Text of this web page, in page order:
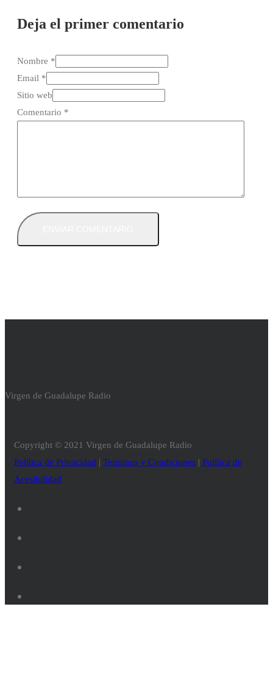
Deja el primer comentario
Nombre *
Email *
Sitio web
Comentario *
Virgen de Guadalupe Radio
Copyright © 2021 Virgen de Guadalupe Radio
Política de Privacidad | Terminos y Condiciones | Política de
Acesibilidad